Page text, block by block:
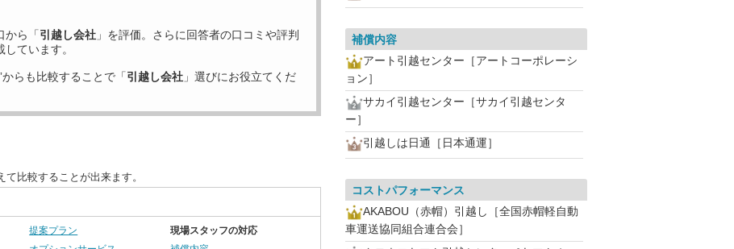
から「引越し会社 」を評価。さらに回答者の口コミや評判
ています。
らも比較することで「引越し会社 」選びにお役立てくだ
比較することが出来ます。
提案プラン
現場スタッフの対応
補償内容
アート引越センター［アートコーポレーシ
ョン］
サカイ引越センター［サカイ引越センタ
ー］
引越しは日通［日本通運］
コストパフォーマンス
AKABOU（赤帽）引越し［全国赤帽軽自動
車運送協同組合連合会］